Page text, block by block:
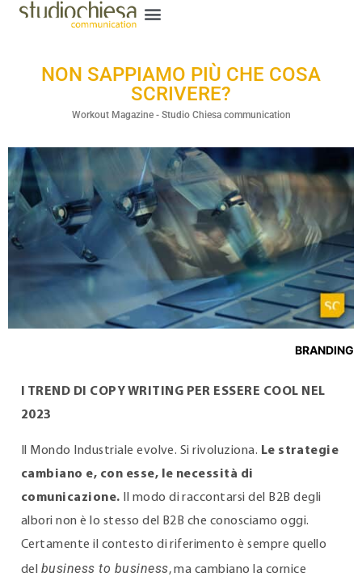
NON SAPPIAMO PIÙ CHE COSA
SCRIVERE?
Workout Magazine - Studio Chiesa communication
BRANDING
I TREND DI COPY WRITING PER ESSERE COOL NEL
2023
Il Mondo Industriale evolve. Si rivoluziona. Le strategie
cambiano e, con esse, le necessità di
comunicazione. Il modo di raccontarsi del B2B degli
albori non è lo stesso del B2B che conosciamo oggi.
Certamente il contesto di riferimento è sempre quello
del business to business, ma cambiano la cornice